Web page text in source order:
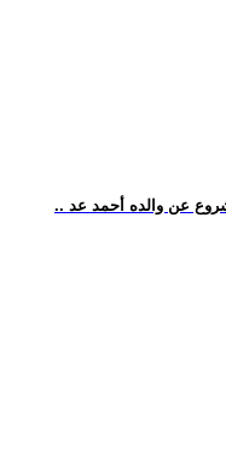
عن والده أحمد عد